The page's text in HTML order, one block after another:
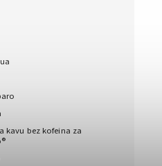
kavu bez kofeina za